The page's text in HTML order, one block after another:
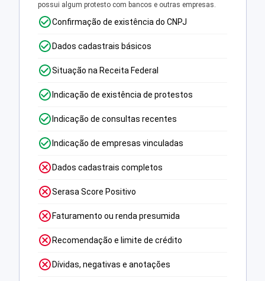
possui algum protesto com bancos e outras empresas.
Confirmação de existência do CNPJ
Dados cadastrais básicos
Situação na Receita Federal
Indicação de existência de protestos
Indicação de consultas recentes
Indicação de empresas vinculadas
Dados cadastrais completos
Serasa Score Positivo
Faturamento ou renda presumida
Recomendação e limite de crédito
Dívidas, negativas e anotações